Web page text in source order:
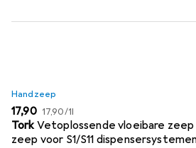
Handzeep
EUR
17,90 EUR
17,90/1l
TorkVetoplossende vloeibare
zeep voor S1/S11